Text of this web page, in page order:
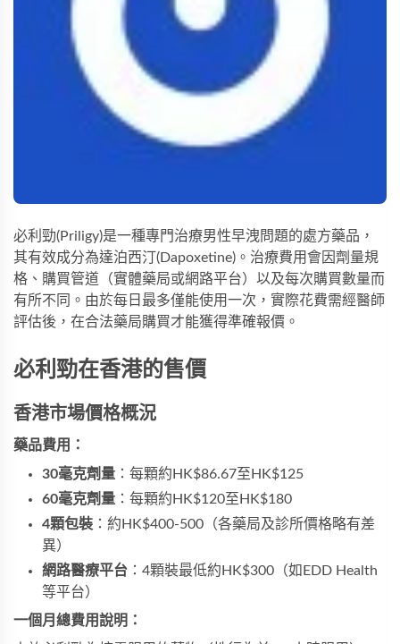
必利勁(Priligy)是一種專門治療男性早洩問題的處方藥品，
其有效成分為達泊西汀(Dapoxetine)。治療費用會因劑量規
格、購買管道（實體藥局或網路平台）以及每次購買數量而
有所不同。由於每日最多僅能使用一次，實際花費需經醫師
評估後，在合法藥局購買才能獲得準確報價。
必利勁在香港的售價
香港市場價格概況
藥品費用：
30毫克劑量 ：每顆約HK$86.67至HK$125
60毫克劑量 ：每顆約HK$120至HK$180
4顆包裝 ：約HK$400-500（各藥局及診所價格略有差
異）
網路醫療平台 ：4顆裝最低約HK$300（如EDD Health
等平台）
一個月總費用說明：